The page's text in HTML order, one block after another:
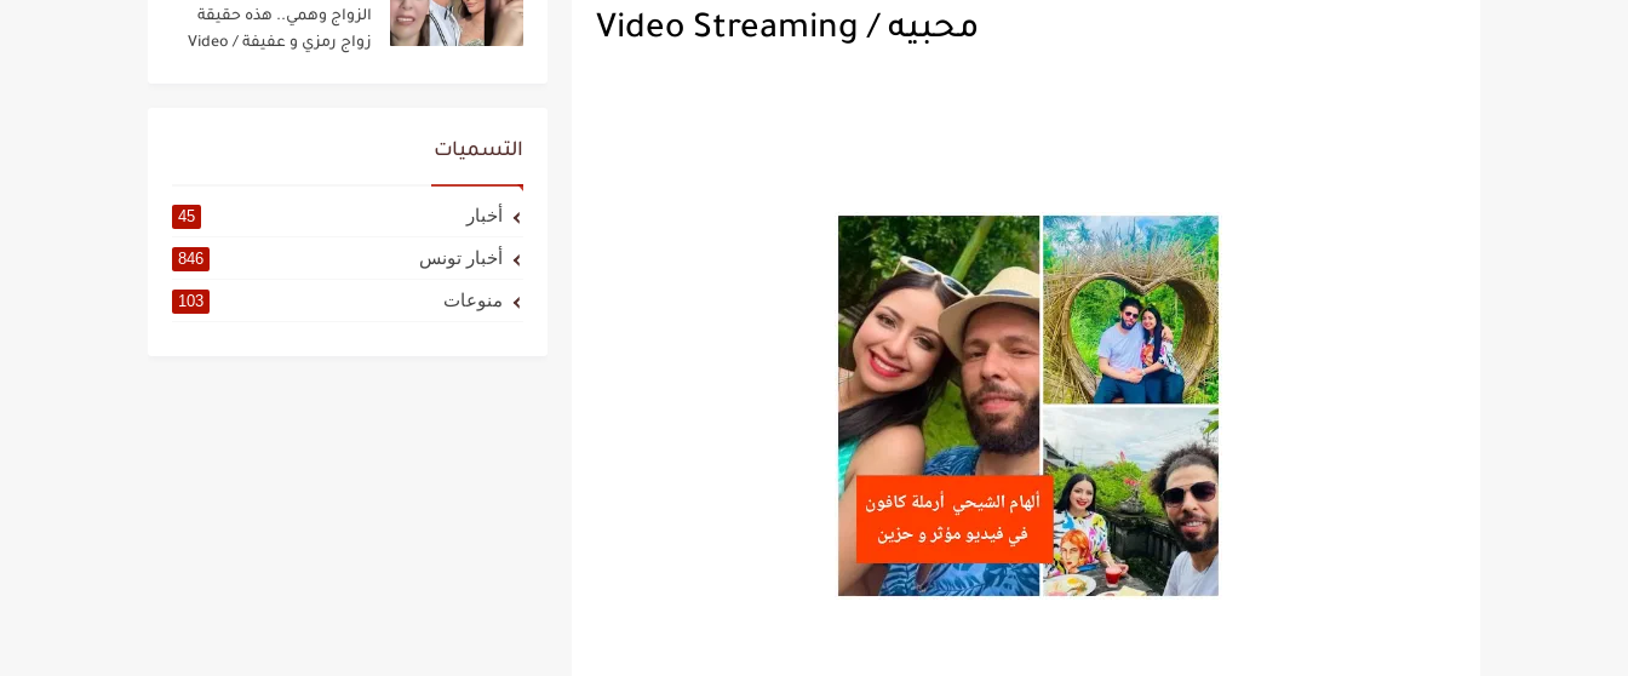
محبيه / Video Streaming
الزواج وهمي.. هذه حقيقة
زواج رمزي و عفيفة / Video
التسميات
أخبار 45
أخبار تونس 846
منوعات 103